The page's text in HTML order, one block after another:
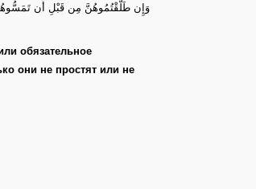
وَإِن طَلَّقْتُمُوهُنَّ مِن قَبْلِ أَن
они не простят или не